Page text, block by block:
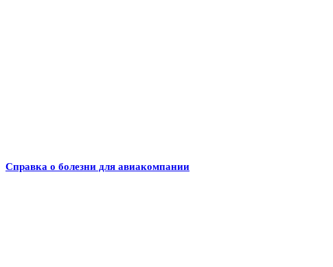
Справка о болезни для авиакомпании